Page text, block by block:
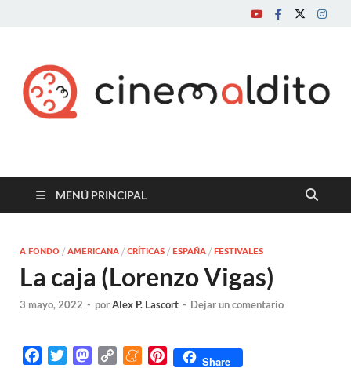
Cine maldito
MENÚ PRINCIPAL
A FONDO / AMERICANA / CRÍTICAS / ESPAÑA / FESTIVALES
La caja (Lorenzo Vigas)
3 mayo, 2022 - porAlex P. Lascort - Dejar un comentario
M
M
P
Share